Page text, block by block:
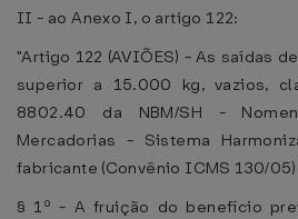
II - ao Anexo I, o artigo 122:
"Artigo 122 (AVIÕES) - As saídas
superior a 15.000 kg, vazios,
8802.40 da NBM/SH -
Mercadorias - Sistema
fabricante (Convênio ICMS 130/
§ 1º - A fruição do benefício